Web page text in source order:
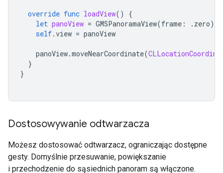
override func loadView()
{
let panoView = GMSPanoramaView(frame : . zero)
self.view = panoView
panoView.moveNearCoordinate(
}
}
Dostosowywanie odtwarzacza
Możesz dostosować odtwarzacz, ograniczając dostępne
gesty. Domyślnie przesuwanie, powiększanie
i przechodzenie do sąsiednich panoram są włączone.